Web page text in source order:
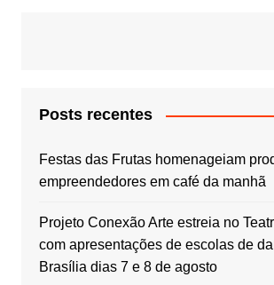
Posts recentes
Festas das Frutas homenageiam
empreendedores em café da manhã
Projeto Conexão Arte estreia no
com apresentações de escolas de
Brasília dias 7 e 8 de agosto